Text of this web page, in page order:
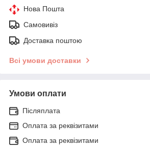
Нова Пошта
Самовивіз
Доставка поштою
Всі умови доставки
Умови оплати
Післяплата
Оплата за реквізитами
Оплата за реквізитами